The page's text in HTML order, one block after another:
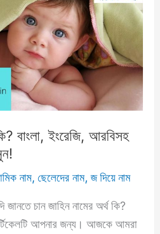
বাংলা, ইংরেজি, আরবিসহ
নাম,ছেলেদের নাম,জ দিয়ে নাম
জানতে চান জাহিন নামের অর্থ কি?
আপনার জন্য। আজকে আমরা